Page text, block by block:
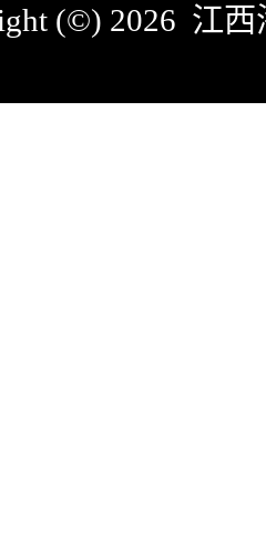
(©) 2026 江西